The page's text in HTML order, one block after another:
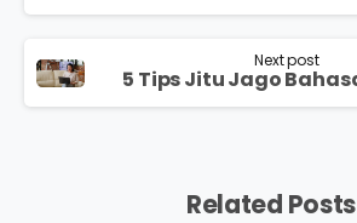
Next post
Related Posts